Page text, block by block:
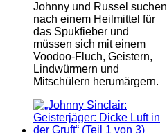
Johnny und Russel suchen
nach einem Heilmittel für
das Spukfieber und
müssen sich mit einem
Voodoo-Fluch, Geistern,
Lindwürmern und
Mitschülern herumärgern.